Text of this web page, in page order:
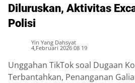
Diluruskan, Aktivitas
Polisi
Yin Yang Dahsyat
4,Februari 2026 08 19
Unggahan TikTok soal Dugaan
Terbantahkan, Penanganan